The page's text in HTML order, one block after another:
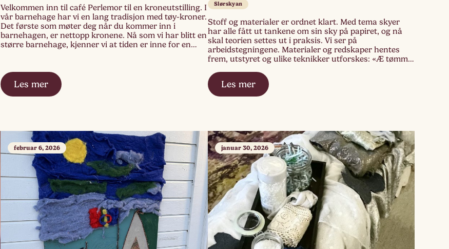
Velkommen inn til café Perlemor til en kroneutstilling. I
vår barnehage har vi en lang tradisjon med tøy-kroner.
Det første som møter deg når du kommer inn i
barnehagen, er nettopp kronene. Nå som vi har blitt en
større barnehage, kjenner vi at tiden er inne for en
Les mer
Slørskyan
Stoff og materialer er ordnet klart. Med tema skyer
har alle fått ut tankene om sin sky på papiret, og nå
skal teorien settes ut i praksis. Vi ser på
arbeidstegningene. Materialer og redskaper hentes
frem, utstyret og ulike teknikker utforskes: «Æ tømme
seg […]
Les mer
februar 6, 2026 januar 30, 2026